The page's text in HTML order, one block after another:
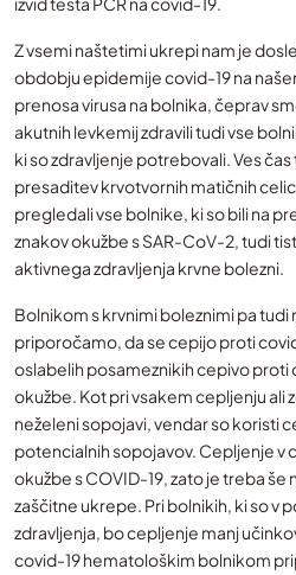
Z vsemi naštetimi ukrepi nam je
obdobju epidemije covid-19 na
prenosa virusa na bolnika, čeprav
akutnih levkemij zdravili tudi vse
ki so zdravljenje potrebovali. Ves
presaditev krvotvornih matičnih
pregledali vse bolnike, ki so bili na
znakov okužbe s SAR-CoV-2, tudi
aktivnega zdravljenja krvne bolezni.
Bolnikom s krvnimi boleznimi pa tudi
priporočamo, da se cepijo proti
oslabelih posameznikih cepivo proti
okužbe. Kot pri vsakem cepljenju ali
neželeni sopojavi, vendar so koristi
potencialnih sopojavov. Cepljenje v
okužbe s COVID-19, zato je treba še
zaščitne ukrepe. Pri bolnikih, ki so v
zdravljenja, bo cepljenje manj
covid-19 hematološkim bolnikom